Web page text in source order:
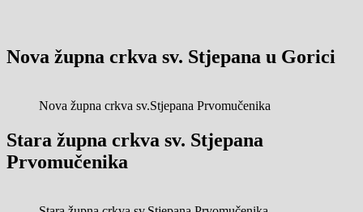
Nova župna crkva sv. Stjepana u Gorici
Nova župna crkva sv.Stjepana Prvomučenika
Stara župna crkva sv. Stjepana
Prvomučenika